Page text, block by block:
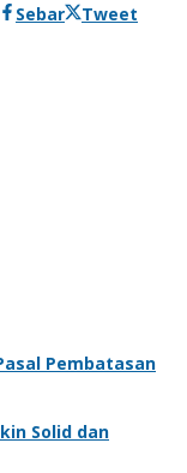
Sebar
Tweet
Pembatasan
Solid dan